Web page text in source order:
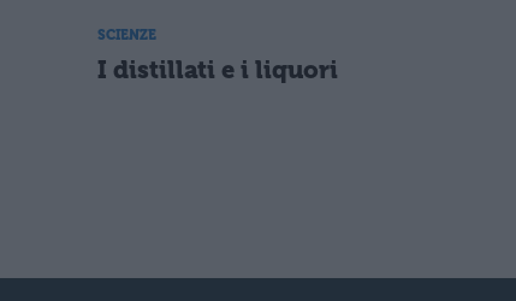
SCIENZE
I distillati e i liquori